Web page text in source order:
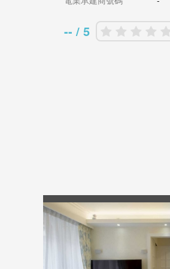
-- / 5